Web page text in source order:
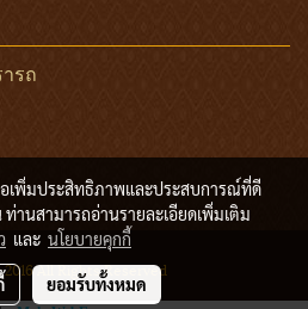
รถ
All Rights Reserved
อเพิ่มประสิทธิภาพและประสบการณ์ที่ดี
ท่านสามารถอ่านรายละเอียดเพิ่มเติม
และ นโยบายคุกกี้
ยอมรับทั้งหมด